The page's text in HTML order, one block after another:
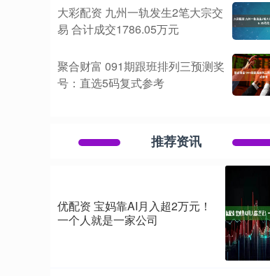
大彩配资 九州一轨发生2笔大宗交
易 合计成交1786.05万元
聚合财富 091期跟班排列三预测奖
号：直选5码复式参考
推荐资讯
优配资 宝妈靠AI月入超2万元！
一个人就是一家公司